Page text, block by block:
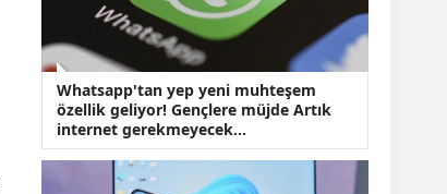
Whatsapp'tan yep yeni muhteşem
özellik geliyor! Gençlere müjde Artık
internet gerekmeyecek...